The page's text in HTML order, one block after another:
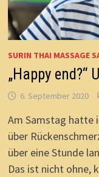
SURIN THAI MASSAGE
„Happy end?“
6. September 2020
Am Samstag hatte
über
über eine Stunde
Das ist nicht ohne,